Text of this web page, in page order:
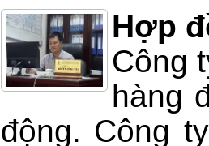
Hợp
Công
hàng
động. Công